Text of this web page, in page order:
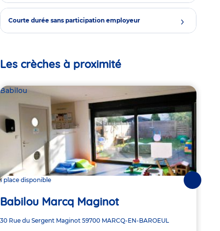
Courte durée sans participation employeur
Les crèches à proximité
Babilou
1 place disponible
Babilou Marcq Maginot
Adresse
30 Rue du Sergent Maginot 59700 MARCQ-EN-BAROEUL